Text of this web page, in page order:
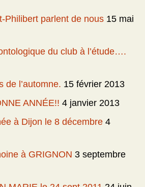
Philibert parlent de nous 15 mai
du club à l’étude….
de l’automne. 15 février 2013
ANNÉE!! 4 janvier 2013
à Dijon le 8 décembre 4
à GRIGNON 3 septembre